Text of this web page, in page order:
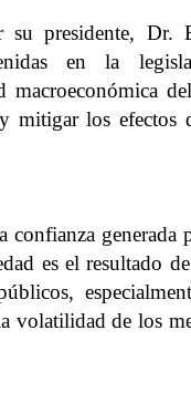
presidente, Dr.
en la
macroeconómica
mitigar los efectos
es el resultado
volatilidad de los